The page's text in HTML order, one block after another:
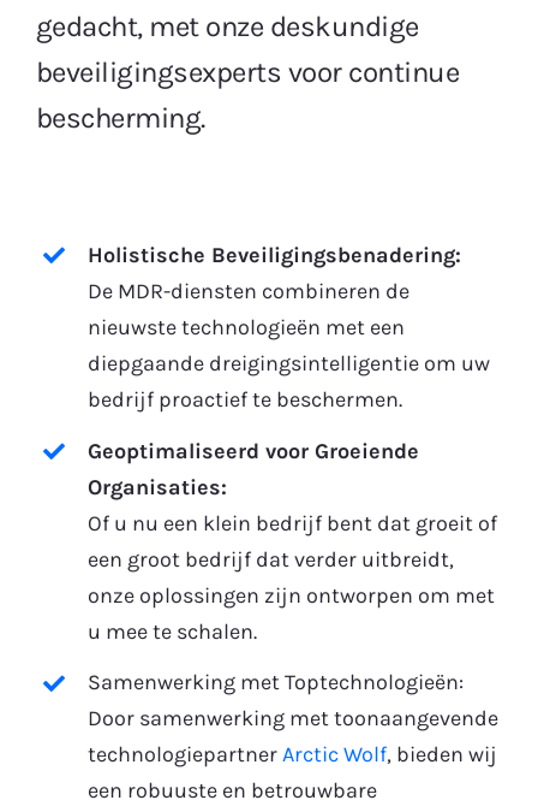
gedacht, met onze deskundige
beveiligingsexperts voor continue
bescherming.
Holistische Beveiligingsbenadering:
De MDR-diensten combineren de
nieuwste technologieën met een
diepgaande dreigingsintelligentie om uw
bedrijf proactief te beschermen.
Geoptimaliseerd voor Groeiende
Organisaties:
Of u nu een klein bedrijf bent dat groeit of
een groot bedrijf dat verder uitbreidt,
onze oplossingen zijn ontworpen om met
u mee te schalen.
Samenwerking met Toptechnologieën:
Door samenwerking met toonaangevende
technologiepartnerArctic Wolf, bieden wij
een robuuste en betrouwbare